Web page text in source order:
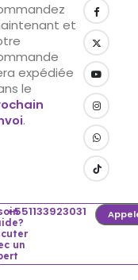
et
expédiée
le
.
un
+551133923031